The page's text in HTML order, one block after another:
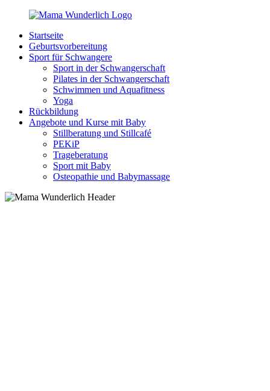
Zurück
Inhalt
MamaWunderlich.de
Mutti
sein
wunderbar!
Startseite
Geburtsvorbereitung
Sport für Schwangere
Sport in der Schwangerschaft
Pilates in der Schwangerschaft
Schwimmen und Aquafitness
Yoga
Rückbildung
Angebote und Kurse mit Baby
Stillberatung und Stillcafé
PEKiP
Trageberatung
Sport mit Baby
Osteopathie und Babymassage